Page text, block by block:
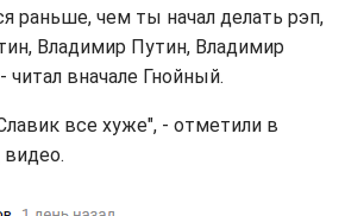
раньше, чем ты начал делать рэп,
Владимир Путин, Владимир
читал вначале Гнойный.
все хуже", - отметили в